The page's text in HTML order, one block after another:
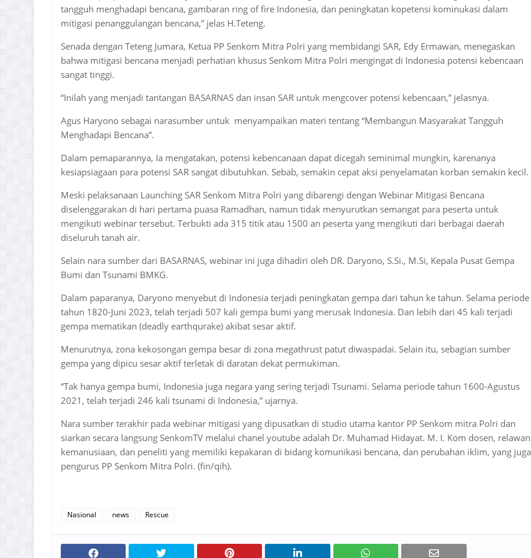
tangguh menghadapi bencana, gambaran ring of fire Indonesia, dan peningkatan kopetensi kominukasi dalam
mitigasi penanggulangan bencana,” jelas H.Teteng.
Senada dengan Teteng Jumara, Ketua PP Senkom Mitra Polri yang membidangi SAR, Edy Ermawan, menegaskan
bahwa mitigasi bencana menjadi perhatian khusus Senkom Mitra Polri mengingat di Indonesia potensi kebencaan
sangat tinggi.
“Inilah yang menjadi tantangan BASARNAS dan insan SAR untuk mengcover potensi kebencaan,” jelasnya.
Agus Haryono sebagai narasumber untuk menyampaikan materi tentang “Membangun Masyarakat Tangguh
Menghadapi Bencana”.
Dalam pemaparannya, Ia mengatakan, potensi kebencanaan dapat dicegah seminimal mungkin, karenanya
kesiapsiagaan para potensi SAR sangat dibutuhkan. Sebab, semakin cepat aksi penyelamatan korban semakin kecil.
Meski pelaksanaan Launching SAR Senkom Mitra Polri yang dibarengi dengan Webinar Mitigasi Bencana
diselenggarakan di hari pertama puasa Ramadhan, namun tidak menyurutkan semangat para peserta untuk
mengikuti webinar tersebut. Terbukti ada 315 titik atau 1500 an peserta yang mengikuti dari berbagai daerah
diseluruh tanah air.
Selain nara sumber dari BASARNAS, webinar ini juga dihadiri oleh DR. Daryono, S.Si., M.Si, Kepala Pusat Gempa
Bumi dan Tsunami BMKG.
Dalam paparanya, Daryono menyebut di Indonesia terjadi peningkatan gempa dari tahun ke tahun. Selama periode
tahun 1820-Juni 2023, telah terjadi 507 kali gempa bumi yang merusak Indonesia. Dan lebih dari 45 kali terjadi
gempa mematikan (deadly earthqurake) akibat sesar aktif.
Menurutnya, zona kekosongan gempa besar di zona megathrust patut diwaspadai. Selain itu, sebagian sumber
gempa yang dipicu sesar aktif terletak di daratan dekat permukiman.
“Tak hanya gempa bumi, Indonesia juga negara yang sering terjadi Tsunami. Selama periode tahun 1600-Agustus
2021, telah terjadi 246 kali tsunami di Indonesia,” ujarnya.
Nara sumber terakhir pada webinar mitigasi yang dipusatkan di studio utama kantor PP Senkom mitra Polri dan
siarkan secara langsung SenkomTV melalui chanel youtube adalah Dr. Muhamad Hidayat. M. I. Kom dosen, relawan
kemanusiaan, dan peneliti yang memiliki kepakaran di bidang komunikasi bencana, dan perubahan iklim, yang juga
pengurus PP Senkom Mitra Polri. (fin/qih).
Nasional news Rescue